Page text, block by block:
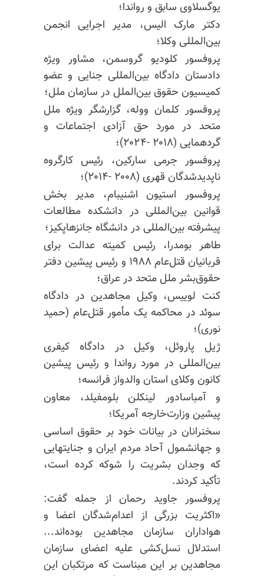
یوگسلاوی سابق و رواندا؛
دکتر مارک الیس، مدیر اجرایی انجمن
بین‌المللی وکلا؛
پروفسور کلودیو گروسمن، مشاور ویژه
دادستان دادگاه بین‌المللی جنایی و عضو
کمیسیون حقوق بین‌الملل در سازمان ملل؛
پروفسور کلمان ووله، گزارشگر ویژه ملل
متحد در مورد حق آزادی اجتماعات و
گردهمایی (۲۰۱۸ -۲۰۲۴)؛
پروفسور جرمی سارکین، رئیس کارگروه
ناپدیدشدگان قهری (۲۰۰۸ -۲۰۱۴)؛
پروفسور استیون اشنیبام، مدیر بخش
قوانین بین‌المللی در دانشکده مطالعات
پیشرفته بین‌المللی در دانشگاه جانزهاپکیز؛
طاهر بومدرا، رئیس کمیته عدالت برای
قربانیان قتل‌عام ۱۹۸۸ و رئیس پیشین دفتر
حقوق‌بشر ملل متحد در عراق؛
کنت لوییس، وکیل مجاهدین در دادگاه
سوئد در محاکمه یک مأمور قتل‌عام (حمید
نوری)؛
ژیل پاروئل، وکیل در دادگاه کیفری
بین‌المللی در مورد رواندا و رئیس پیشین
کانون وکلای استان والدواز فرانسه؛
و آمباسادور لینکلن بلومفیلد، معاون
پیشین وزارت‌خارجه آمریکا؛
سخنرانان در بیانات خود بر حقوق اساسی
و جهانشمول آحاد مردم ایران و جنایتهایی
که وجدان بشریت را شوکه کرده است،
تأکید کردند.
پروفسور جاوید رحمان از جمله گفت:
«اکثریت بزرگی از اعدام‌شدگان اعضا و
هواداران سازمان مجاهدین بوده‌اند...
استدلال نسل‌کشی علیه اعضای سازمان
مجاهدین بر این مبناست که مرتکبان این